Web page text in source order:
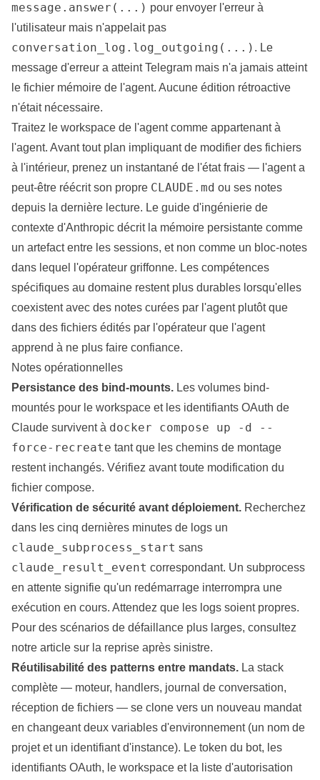
message.answer(...) pour envoyer l'erreur à
l'utilisateur mais n'appelait pas
conversation_log.log_outgoing(...) . Le
message d'erreur a atteint Telegram mais n'a jamais atteint
le fichier mémoire de l'agent. Aucune édition rétroactive
n'était nécessaire.
Traitez le workspace de l'agent comme appartenant à
l'agent. Avant tout plan impliquant de modifier des fichiers
à l'intérieur, prenez un instantané de l'état frais — l'agent a
peut-être réécrit son propre CLAUDE.md ou ses notes
depuis la dernière lecture. Le guide d'ingénierie de
contexte d'Anthropic décrit la mémoire persistante comme
un artefact entre les sessions, et non comme un bloc-notes
dans lequel l'opérateur griffonne. Les compétences
spécifiques au domaine restent plus durables lorsqu'elles
coexistent avec des notes curées par l'agent plutôt que
dans des fichiers édités par l'opérateur que l'agent
apprend à ne plus faire confiance.
Notes opérationnelles
Persistance des bind-mounts. Les volumes bind-
mountés pour le workspace et les identifiants OAuth de
Claude survivent à docker compose up -d --
force-recreate tant que les chemins de montage
restent inchangés. Vérifiez avant toute modification du
fichier compose.
Vérification de sécurité avant déploiement. Recherchez
dans les cinq dernières minutes de logs un
claude_subprocess_start sans
claude_result_event correspondant. Un subprocess
en attente signifie qu'un redémarrage interrompra une
exécution en cours. Attendez que les logs soient propres.
Pour des scénarios de défaillance plus larges, consultez
notre article sur la reprise après sinistre.
Réutilisabilité des patterns entre mandats. La stack
complète — moteur, handlers, journal de conversation,
réception de fichiers — se clone vers un nouveau mandat
en changeant deux variables d'environnement (un nom de
projet et un identifiant d'instance). Le token du bot, les
identifiants OAuth, le workspace et la liste d'autorisation